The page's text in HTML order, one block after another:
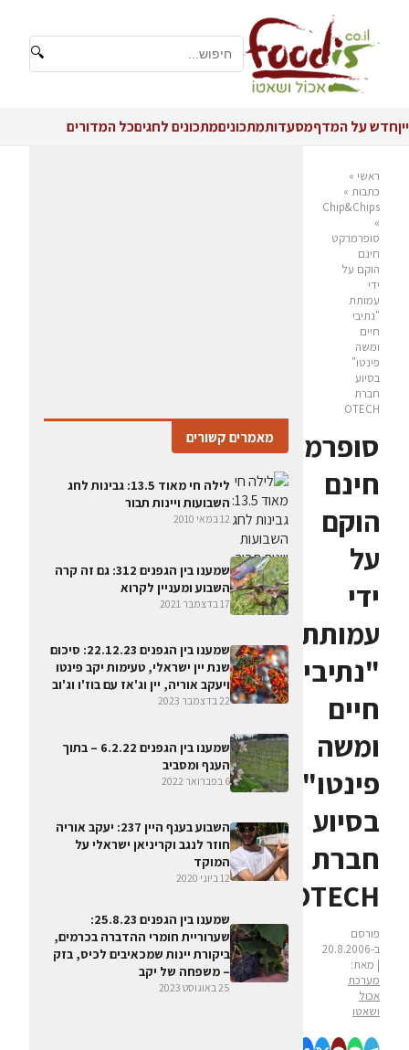
🔍
ייןחדש על המדףמסעדותמתכוניםמתכונים לחגיםכל המדורים
ראשי »
כתבות »
Chip&Chips
»
סופרמרקט
חינם
הוקם על
ידי
עמותת
"נתיבי
חיים
ומשה
פינטו"
בסיוע
חברת
OTECH
סופרמרקט
חינם
הוקם
על
ידי
עמותת
"נתיבי
חיים
ומשה
פינטו"
בסיוע
חברת
OTECH
פורסם
ב-20.8.2006
| מאת:
מערכת
אכול
ושאטו
מאמרים קשורים
לילה חי מאוד 13.5: גבינות לחג
השבועות ויינות תבור
12 במאי 2010
שמענו בין הגפנים 312: גם זה קרה
השבוע ומעניין לקרוא
17 בדצמבר 2021
שמענו בין הגפנים 22.12.23: סיכום
שנת יין ישראלי, טעימות יקב פינטו
ויעקב אוריה, יין וג'אז עם בוז'ו וג'וב
22 בדצמבר 2023
שמענו בין הגפנים 6.2.22 – בתוך
הענף ומסביב
6 בפברואר 2022
השבוע בענף היין 237: יעקב אוריה
חוזר לנגב וקריניאן ישראלי על
המוקד
12 ביוני 2020
שמענו בין הגפנים 25.8.23:
שערוריית חומרי ההדברה בכרמים,
ביקורת יינות שמכאיבים לכיס, בזק
– משפחה של יקב
25 באוגוסט 2023